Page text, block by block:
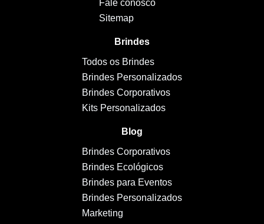
Fale conosco
Sitemap
Brindes
Todos os Brindes
Brindes Personalizados
Brindes Corporativos
Kits Personalizados
Blog
Brindes Corporativos
Brindes Ecológicos
Brindes para Eventos
Brindes Personalizados
Marketing